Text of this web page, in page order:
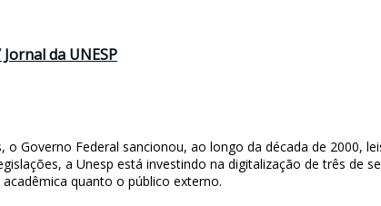
da UNESP
Governo Federal sancionou, ao longo da década de 2000,
a Unesp está investindo na digitalização de três de
quanto o público externo.